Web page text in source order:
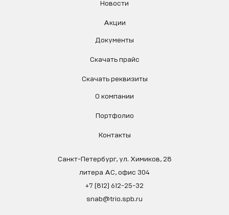
Новости
Акции
Документы
Скачать прайс
Скачать реквизиты
О компании
Портфолио
Контакты
Санкт-Петербург, ул. Химиков, 28
литера АС, офис 304
+7 (812) 612-25-32
snab@trio.spb.ru